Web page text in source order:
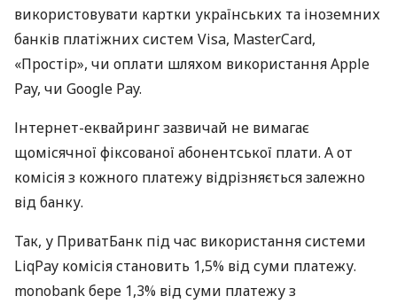
використовувати картки українських та іноземних
банків платіжних систем Visa, MasterCard,
«Простір», чи оплати шляхом використання Apple
Pay, чи Google Pay.
Інтернет-еквайринг зазвичай не вимагає
щомісячної фіксованої абонентської плати. А от
комісія з кожного платежу відрізняється залежно
від банку.
Так, у ПриватБанк під час використання системи
LiqPay комісія становить 1,5% від суми платежу.
monobank бере 1,3% від суми платежу з